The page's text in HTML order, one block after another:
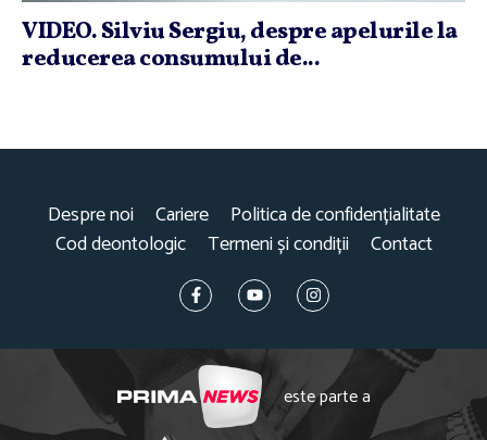
VIDEO. Silviu Sergiu, despre apelurile la
reducerea consumului de...
Despre noi Cariere
Politica de confidențialitate
Cod deontologic
Termeni și condiții Contact
este parte a